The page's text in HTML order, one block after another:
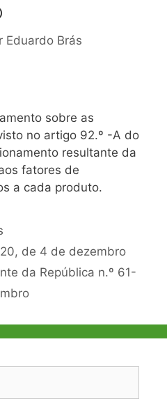
Eduardo Brás
sobre as
no artigo 92.º -A do
resultante da
fatores de
a cada produto.
de 4 de dezembro
da República n.º 61-